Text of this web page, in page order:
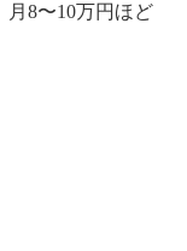
8〜10万円ほど